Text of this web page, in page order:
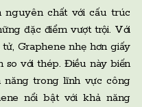
nguyên chất với cấu trúc
đặc điểm vượt trội. Với
Graphene nhẹ hơn giấy
so với thép. Điều này biến
năng trong lĩnh vực công
nổi bật với khả năng